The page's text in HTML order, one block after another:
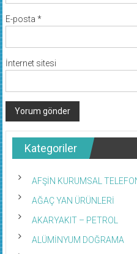
E-posta *
İnternet sitesi
Kategoriler
AFŞİN KURUMSAL
AĞAÇ YAN ÜRÜNLERİ
AKARYAKIT – PETROL
ALÜMİNYUM DOĞRAMA